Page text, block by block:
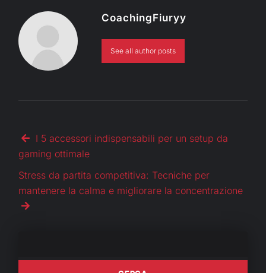
CoachingFiuryy
See all author posts
I 5 accessori indispensabili per un setup da
gaming ottimale
Stress da partita competitiva: Tecniche per
mantenere la calma e migliorare la concentrazione